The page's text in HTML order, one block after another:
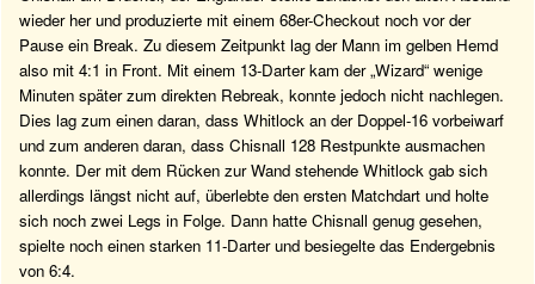
wieder her und produzierte mit einem 68er-Checkout noch vor der
Pause ein Break. Zu diesem Zeitpunkt lag der Mann im gelben Hemd
also mit 4:1 in Front. Mit einem 13-Darter kam der „Wizard“ wenige
Minuten später zum direkten Rebreak, konnte jedoch nicht nachlegen.
Dies lag zum einen daran, dass Whitlock an der Doppel-16 vorbeiwarf
und zum anderen daran, dass Chisnall 128 Restpunkte ausmachen
konnte. Der mit dem Rücken zur Wand stehende Whitlock gab sich
allerdings längst nicht auf, überlebte den ersten Matchdart und holte
sich noch zwei Legs in Folge. Dann hatte Chisnall genug gesehen,
spielte noch einen starken 11-Darter und besiegelte das Endergebnis
von 6:4.